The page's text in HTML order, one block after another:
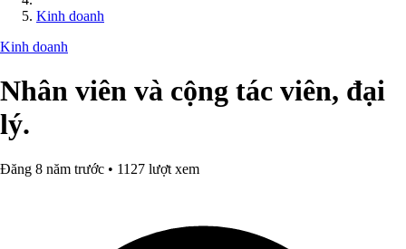
Kinh doanh
Kinh doanh
Nhân viên và cộng tác viên, đại
lý.
Đăng 8 năm trước • 1127 lượt xem